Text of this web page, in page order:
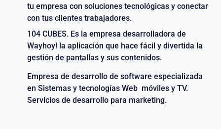
tu empresa con soluciones tecnológicas y conectar
con tus clientes trabajadores.
104 CUBES. Es la empresa desarrolladora de
Wayhoy! la aplicación que hace fácil y divertida la
gestión de pantallas y sus contenidos.
Empresa de desarrollo de software especializada
en Sistemas y tecnologías Web móviles y TV.
Servicios de desarrollo para marketing.